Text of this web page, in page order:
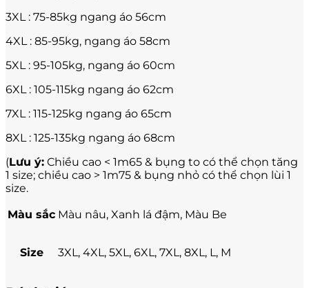
3XL : 75-85kg ngang áo 56cm
4XL : 85-95kg, ngang áo 58cm
5XL : 95-105kg, ngang áo 60cm
6XL : 105-115kg ngang áo 62cm
7XL : 115-125kg ngang áo 65cm
8XL : 125-135kg ngang áo 68cm
(Lưu ý: Chiều cao < 1m65 & bụng to có thể chọn tăng
1 size; chiều cao > 1m75 & bụng nhỏ có thể chọn lùi 1
size.
Màu sắc Màu nâu, Xanh lá đậm, Màu Be
Size 3XL, 4XL, 5XL, 6XL, 7XL, 8XL, L, M